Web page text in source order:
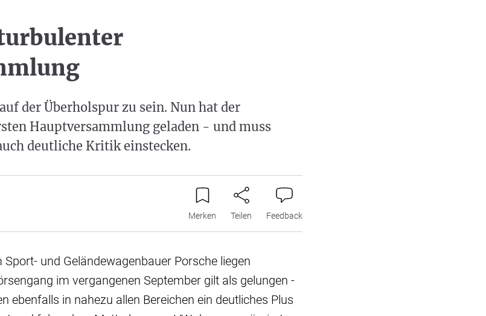
der Überholspur zu sein. Nun hat der
Hauptversammlung geladen - und muss
deutliche Kritik einstecken.
Merken Teilen Feedback
und Geländewagenbauer Porsche liegen
im vergangenen September gilt als gelungen -
ebenfalls in nahezu allen Bereichen ein deutliches Plus